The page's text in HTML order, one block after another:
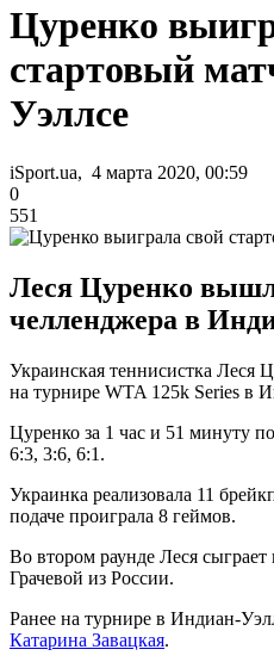
Цуренко
стартовый
Уэллсе
iSport.ua, 4 марта 2020, 00:59
0
551
Леся Цуренко
челленджера в
Украинская теннисистка Леся
на турнире WTA 125k Series в
Цуренко за 1 час и 51 минуту
6:3, 3:6, 6:1.
Украинка реализовала 11
подаче проиграла 8 геймов.
Во втором раунде Леся
Грачевой из России.
Ранее на турнире в Индиан-
Катарина Завацкая.